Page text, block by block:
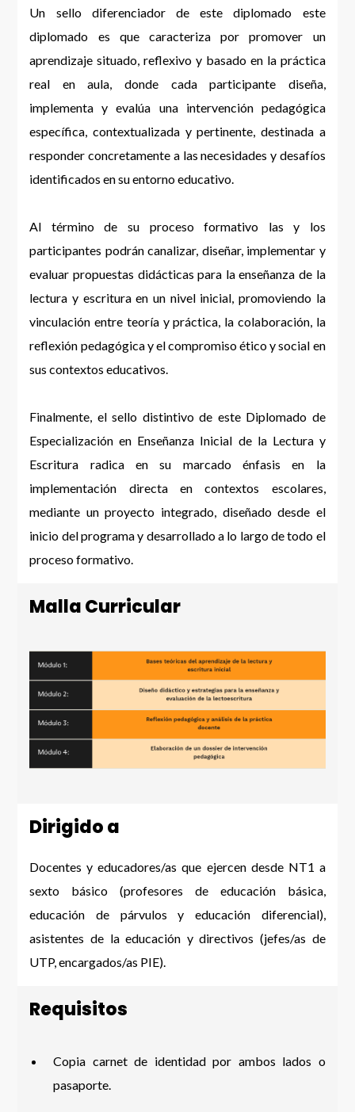
Un sello diferenciador de este diplomado este
diplomado es que caracteriza por promover un
aprendizaje situado, reflexivo y basado en la práctica
real en aula, donde cada participante diseña,
implementa y evalúa una intervención pedagógica
específica, contextualizada y pertinente, destinada a
responder concretamente a las necesidades y desafíos
identificados en su entorno educativo.
Al término de su proceso formativo las y los
participantes podrán canalizar, diseñar, implementar y
evaluar propuestas didácticas para la enseñanza de la
lectura y escritura en un nivel inicial, promoviendo la
vinculación entre teoría y práctica, la colaboración, la
reflexión pedagógica y el compromiso ético y social en
sus contextos educativos.
Finalmente, el sello distintivo de este Diplomado de
Especialización en Enseñanza Inicial de la Lectura y
Escritura radica en su marcado énfasis en la
implementación directa en contextos escolares,
mediante un proyecto integrado, diseñado desde el
inicio del programa y desarrollado a lo largo de todo el
proceso formativo.
Malla Curricular
Dirigido a
Docentes y educadores/as que ejercen desde NT1 a
sexto básico (profesores de educación básica,
educación de párvulos y educación diferencial),
asistentes de la educación y directivos (jefes/as de
UTP, encargados/as PIE).
Requisitos
Copia carnet de identidad por ambos lados o
pasaporte.